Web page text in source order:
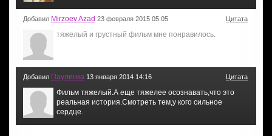
Добавил Mirzoev Azad 23 февраля 2015 05:05 Цитата
тяжелый и грустный фильм мне понравилось.
Добавил Паулинка 13 января 2014 14:16 Цитата
Фильм тяжелый.А еще тяжелее осознавать,что это
реальная история.Смотреть тем,у кого сильное
сердце.